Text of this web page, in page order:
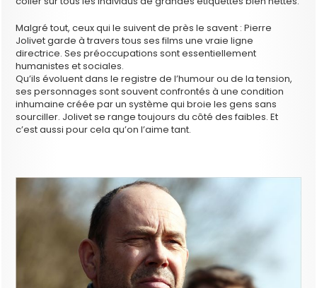
Malgré tout, ceux qui le suivent de près le savent : Pierre
Jolivet garde à travers tous ses films une vraie ligne
directrice. Ses préoccupations sont essentiellement
humanistes et sociales.
Qu’ils évoluent dans le registre de l’humour ou de la tension,
ses personnages sont souvent confrontés à une condition
inhumaine créée par un système qui broie les gens sans
sourciller. Jolivet se range toujours du côté des faibles. Et
c’est aussi pour cela qu’on l’aime tant.